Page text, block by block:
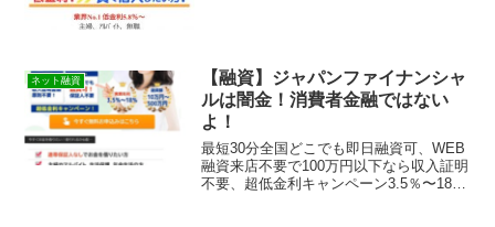
ネット融資
【融資】ジャパンファイナンシャ
ルは闇金！消費者金融ではない
よ！
最短30分全国どこでも即日融資可、WEB
融資来店不要で100万円以下なら収入証明
不要、超低金利キャンペーン3.5％〜18